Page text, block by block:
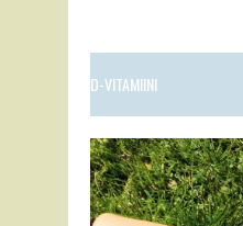
D-VITAMIINI